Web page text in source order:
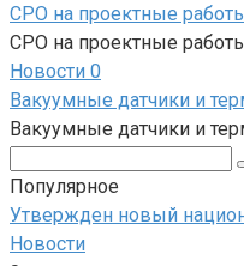
СРО на проектные
СРО на проектные
Новости 0
Вакуумные датчики и
Вакуумные датчики и
Популярное
Утвержден новый
Новости